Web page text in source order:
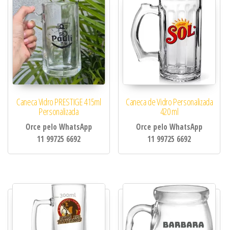
Caneca Vidro PRESTIGE 415ml
Personalizada
Orce pelo WhatsApp
11 99725 6692
Caneca de Vidro Personalizada
420 ml
Orce pelo WhatsApp
11 99725 6692